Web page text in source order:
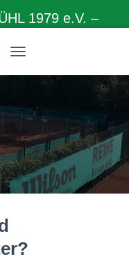
1979 e.V. –
A
G
T
I
O
N
U
H